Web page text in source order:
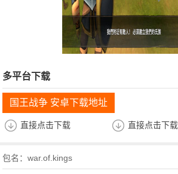
多平台下载
国王战争 安卓下载地址
直接点击下载 直接点击下载
包名：war.of.kings